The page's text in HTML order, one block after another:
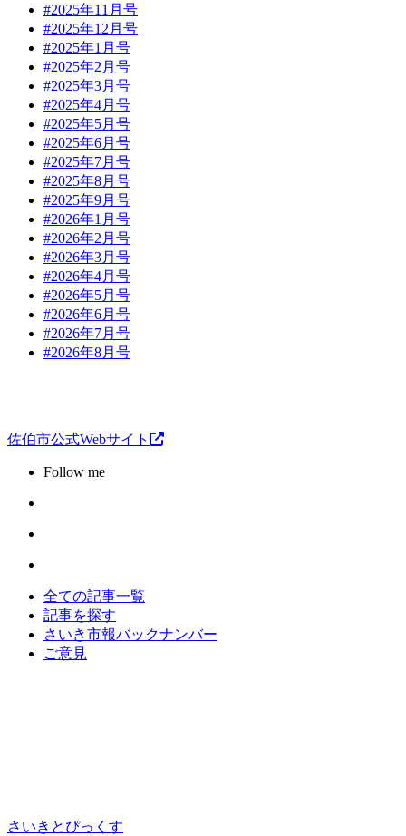
#2025年11月号
#2025年12月号
#2025年1月号
#2025年2月号
#2025年3月号
#2025年4月号
#2025年5月号
#2025年6月号
#2025年7月号
#2025年8月号
#2025年9月号
#2026年1月号
#2026年2月号
#2026年3月号
#2026年4月号
#2026年5月号
#2026年6月号
#2026年7月号
#2026年8月号
佐伯市公式Webサイト
Follow me
全ての記事一覧
記事を探す
さいき市報バックナンバー
ご意見
さいきとぴっくす